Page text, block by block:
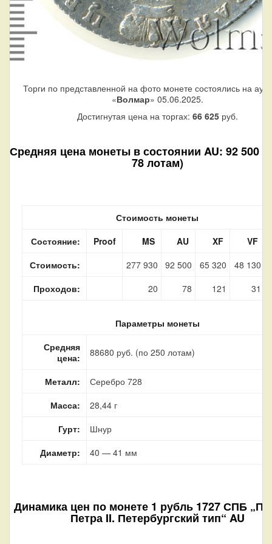
Торги по представленной на фото монете состоялись на
«Волмар» 05.06.2025.
Достигнутая цена на торгах: 66 625руб.
Средняя цена монеты в состоянии AU: 92 500
78 лотам)
Стоимость монеты
Состояние:
Proof MS AU XF
VF
Стоимость:
277 930 92 500 65 320
48 130
Проходов:
20 78 121 31
Параметры монеты
Средняя
цена:
88680 руб. (по 250 лотам)
Металл:
Серебро 728
Масса:
28,44 г
Гурт:
Шнур
Диаметр:
40 — 41 мм
Динамика цен по монете 1 рубль 1727 СПБ
Петра II. Петербургский тип“ AU